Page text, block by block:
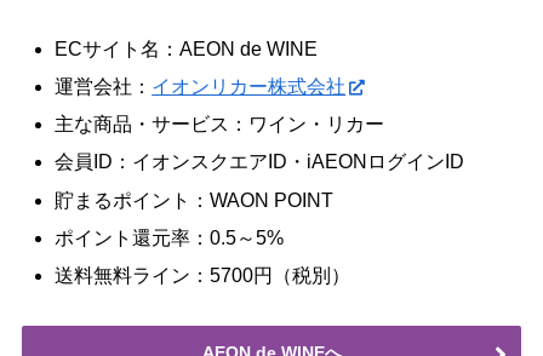
ECサイト名：AEON de WINE
運営会社： イオンリカー株式会社
主な商品・サービス：ワイン・リカー
会員ID：イオンスクエアID・iAEONログインID
貯まるポイント：WAON POINT
ポイント還元率：0.5～5%
送料無料ライン：5700円（税別）